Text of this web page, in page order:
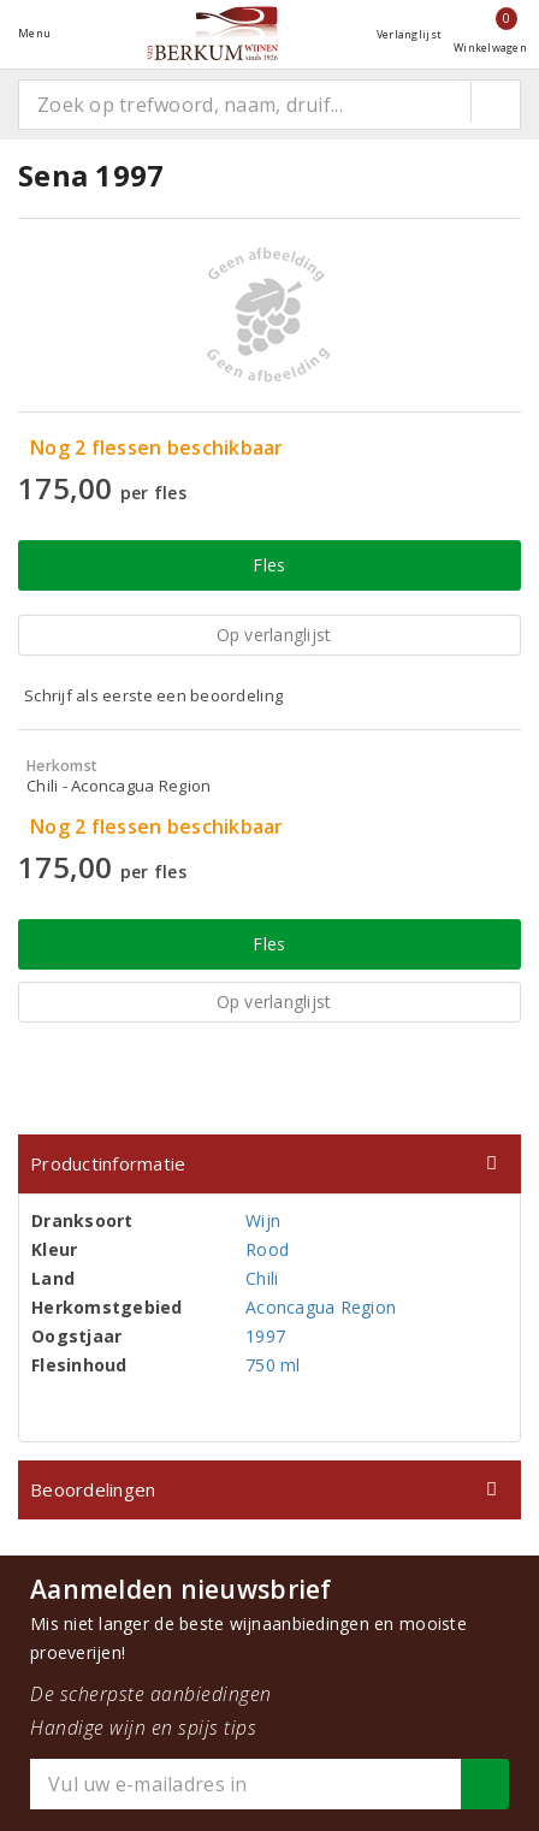
Menu Verlanglijst
0
Winkelwagen
Sena 1997
Nog 2 flessen beschikbaar
175,00 per fles
Fles
Op verlanglijst
Schrijf als eerste een beoordeling
Herkomst
Chili - Aconcagua Region
Nog 2 flessen beschikbaar
175,00 per fles
Fles
Op verlanglijst
Productinformatie
Dranksoort
Wijn
Kleur
Rood
Land
Chili
Herkomstgebied
Aconcagua Region
Oogstjaar
1997
Flesinhoud
750 ml
Beoordelingen
Aanmelden nieuwsbrief
Mis niet langer de beste wijnaanbiedingen en mooiste
proeverijen!
De scherpste aanbiedingen
Handige wijn en spijs tips